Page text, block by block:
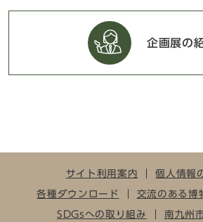
企画展の
サイト利用案内 個人情報
各種ダウンロード 交流のある博
SDGsへの取り組み 南九州